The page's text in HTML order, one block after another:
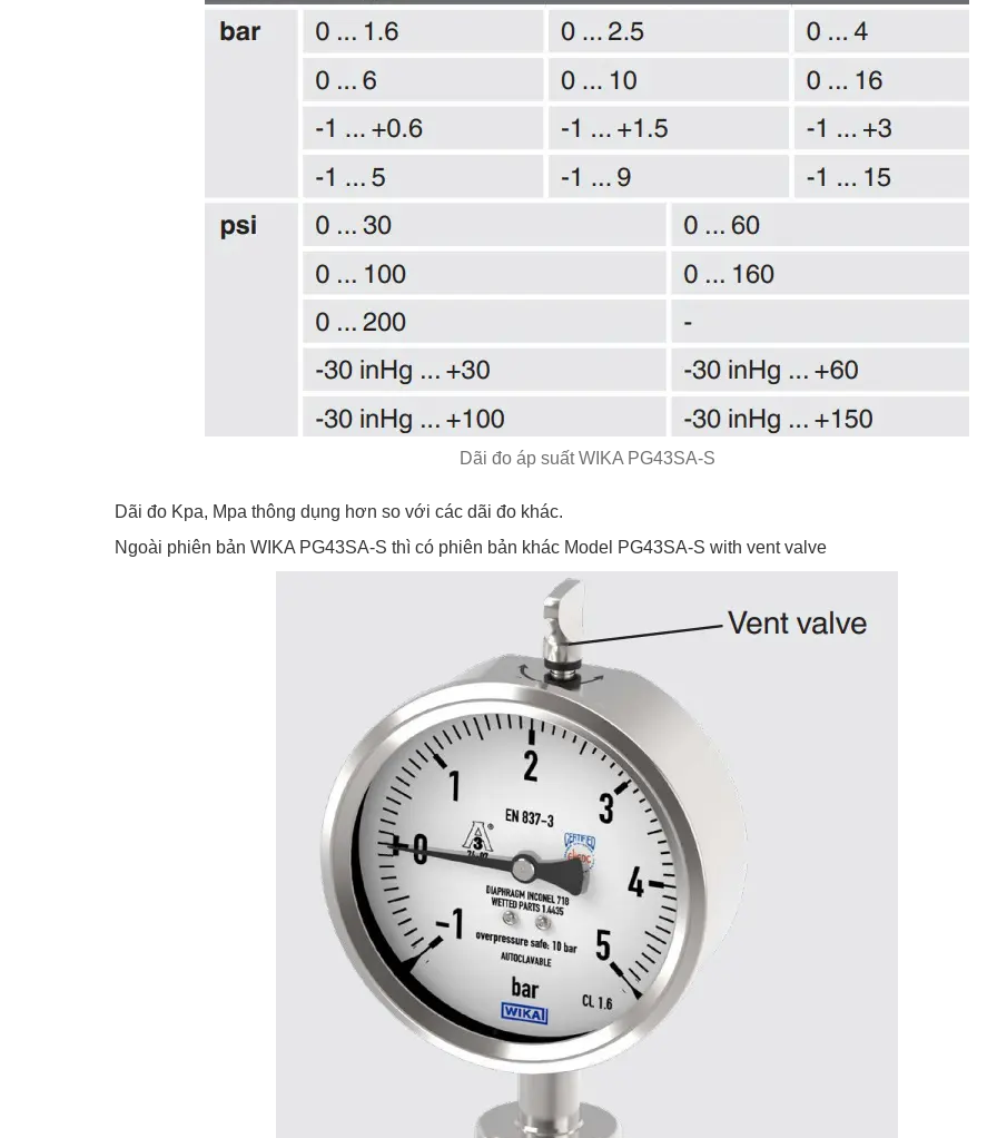
Dãi đo áp suất WIKA PG43SA-S
Dãi đo Kpa, Mpa thông dụng hơn so với các dãi đo khác.
Ngoài phiên bản WIKA PG43SA-S thì có phiên bản khác Model PG43SA-S with vent valve